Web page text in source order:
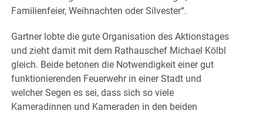
Familienfeier, Weihnachten oder Silvester“.
Gartner lobte die gute Organisation des Aktionstages
und zieht damit mit dem Rathauschef Michael Kölbl
gleich. Beide betonen die Notwendigkeit einer gut
funktionierenden Feuerwehr in einer Stadt und
welcher Segen es sei, dass sich so viele
Kameradinnen und Kameraden in den beiden